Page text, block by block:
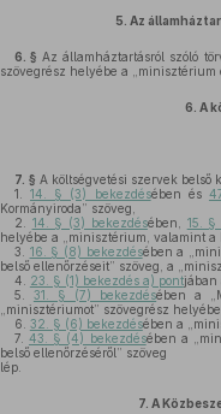
5. Az
6. § Az államháztartásról szóló
szövegrész helyébe a „minisztérium
6. A
7. § A költségvetési szervek belső
1.
14. § (3) bekezdésében és
Kormányiroda” szöveg,
2.
14. § (3) bekezdésében, 15. §
helyébe a „minisztérium, valamint a
3.
16. § (8) bekezdésében a
belső ellenőrzéseit” szöveg, a
4.
23. § (1) bekezdés a) pontjában
5.
31. § (7) bekezdésében a
„minisztériumot” szövegrész
6. 32. § (6) bekezdésében a
7. 43. § (4) bekezdésében a
belső ellenőrzéséről” szöveg
lép.
7. A